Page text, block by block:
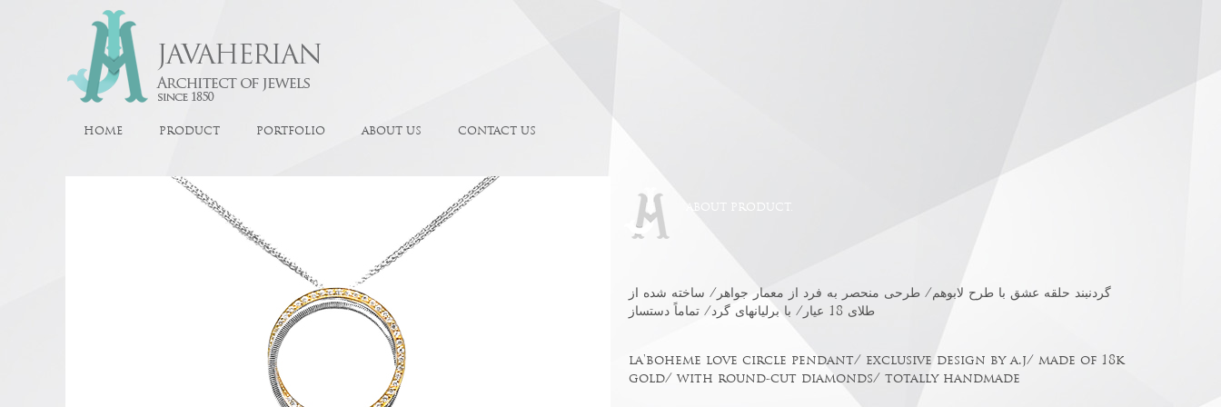
HOME PRODUCT PORTFOLIO ABOUT US CONTACT US
ABOUT PRODUCT.
گردنبند حلقه عشق با طرح لابوهم/ طرحی منحصر به فرد از معمار جواهر/ ساخته شده از
طلای 18 عیار/ با برلیانهای گرد/ تماماً دستساز
la'boheme love circle pendant/ exclusive design by a.j/ made of 18k
gold/ with round-cut diamonds/ totally handmade